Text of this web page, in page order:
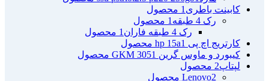
کابینت باطری 1 محصول
رک 4 طبقه
1 محصول
رک 4 طبقه فاران
1 محصول
کارتریج اچ پی hp 15a 1 محصول
کیبورد و ماوس گرین GKM 305 1 محصول
لپتاپ2 محصول
Lenovo2 محصول